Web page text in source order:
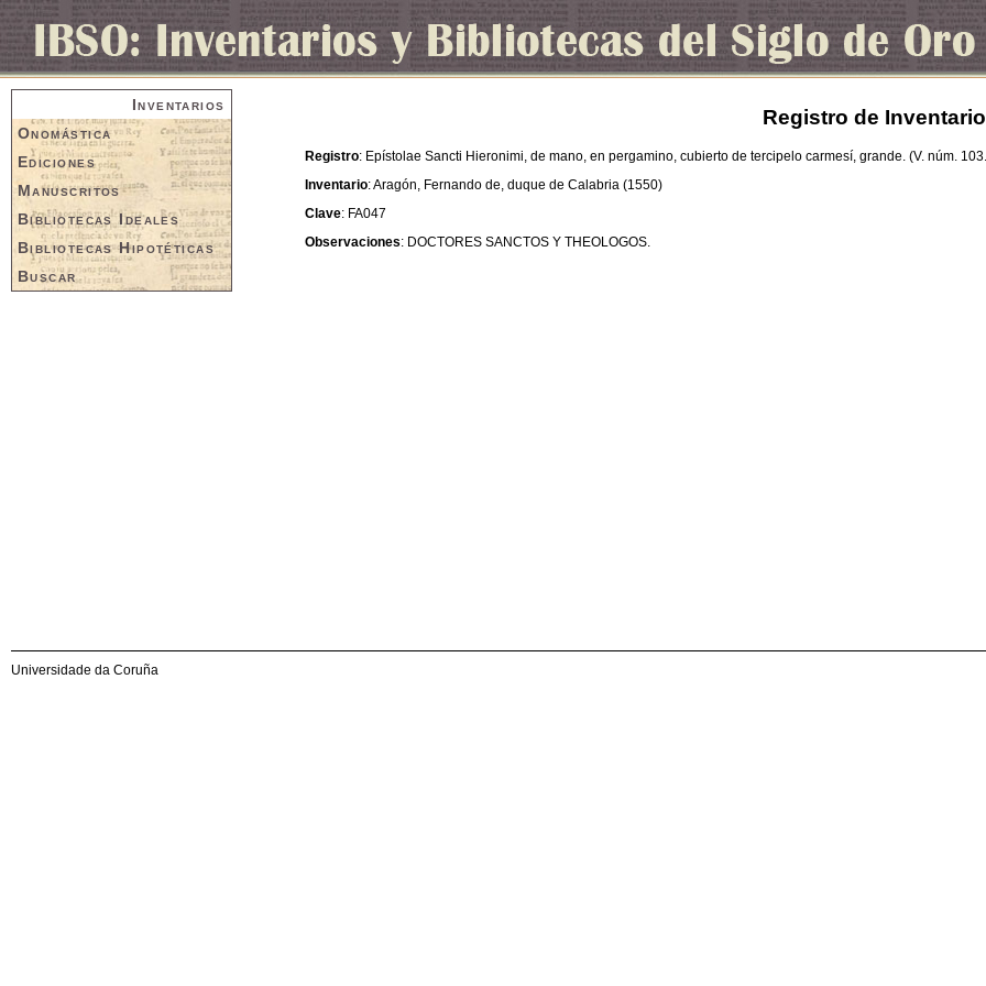
Inventarios
Onomástica
Ediciones
Manuscritos
Bibliotecas Ideales
Bibliotecas Hipotéticas
Buscar
Registro de Inventario
Registro: Epístolae Sancti Hieronimi, de mano, en pergamino, cubierto de tercipelo carmesí, grande. (V. núm.
Inventario: Aragón, Fernando de, duque de Calabria (1550)
Clave: FA047
Observaciones: DOCTORES SANCTOS Y THEOLOGOS.
Universidade da Coruña